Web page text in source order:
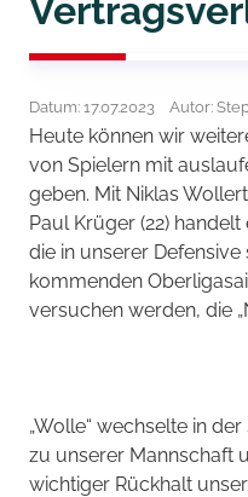
Datum: 17.07.2023 Autor:
Heute können wir
von Spielern mit
geben. Mit Niklas
Paul Krüger (22)
die in unserer
kommenden
versuchen werden, die
„Wolle“ wechselte in
zu unserer Mannschaft
wichtiger Rückhalt